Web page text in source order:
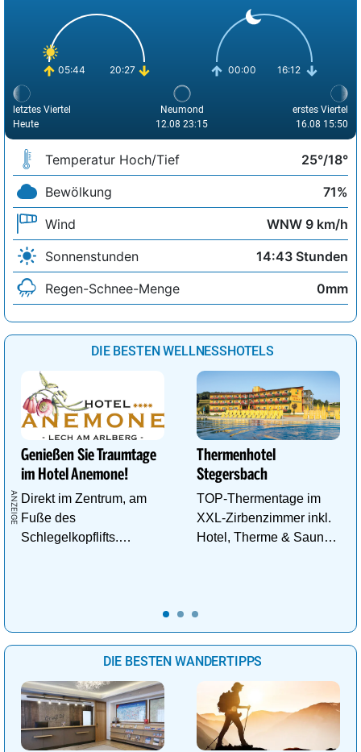
05:44 20:27 00:00 16:12
letztes Viertel
Heute
Neumond
12.08 23:15
erstes Viertel
16.08 15:50
Temperatur Hoch/Tief
25°/18°
Bewölkung
71%
Wind
WNW 9 km/h
Sonnenstunden
14:43 Stunden
Regen-Schnee-Menge
0mm
DIE BESTEN WELLNESSHOTELS
Genießen Sie Traumtage
im Hotel Anemone!
Direkt im Zentrum, am
Fuße des
Schlegelkopflifts.
Thermenhotel
Stegersbach
TOP-Thermentage im
XXL-Zirbenzimmer inkl.
Hotel, Therme & Sauna
DIE BESTEN WANDERTIPPS